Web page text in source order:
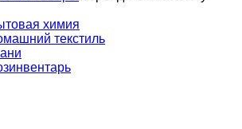
химия
текстиль